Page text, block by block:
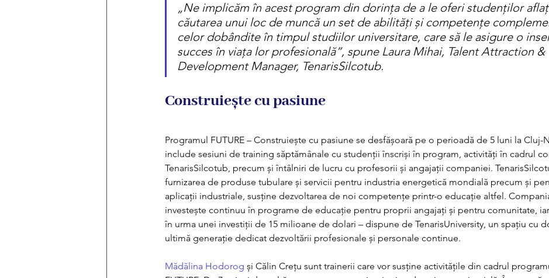
„Ne implicăm în acest program din dorința de a le oferi studenților
căutarea unui loc de muncă un set de abilități și competențe
celor dobândite în timpul studiilor universitare, care să le asigure o
succes în viața lor profesională”, spune Laura Mihai, Talent Attraction &
Development Manager, TenarisSilcotub.
Construiește cu pasiune
Programul FUTURE – Construiește cu pasiune se desfășoară pe o perioadă de 5 luni la Cluj-
include sesiuni de training săptămânale cu studenții înscriși în program, activități în cadrul
TenarisSilcotub, precum și întâlniri de lucru cu profesorii și angajații companiei.
furnizarea de produse tubulare și servicii pentru industria energetică mondială precum și
aplicații industriale, susține dezvoltarea de noi competențe printr-o educație altfel.
investește continuu în programe de educație pentru proprii angajați și pentru comunitate,
în urma unei investiții de 15 milioane de dolari – dispune de TenarisUniversity, un spațiu cu
ultimă generație dedicat dezvoltării profesionale și personale continue.
Mădălina Hodorog și Călin Crețu sunt trainerii care vor susține activitățile din cadrul